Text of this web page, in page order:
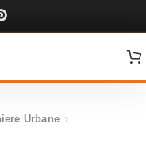
Urbane